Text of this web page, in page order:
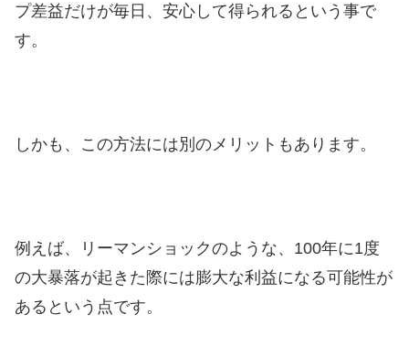
プ差益だけが毎日、安心して得られるという事で
す。
しかも、この方法には別のメリットもあります。
例えば、リーマンショックのような、100年に1度
の大暴落が起きた際には膨大な利益になる可能性が
あるという点です。